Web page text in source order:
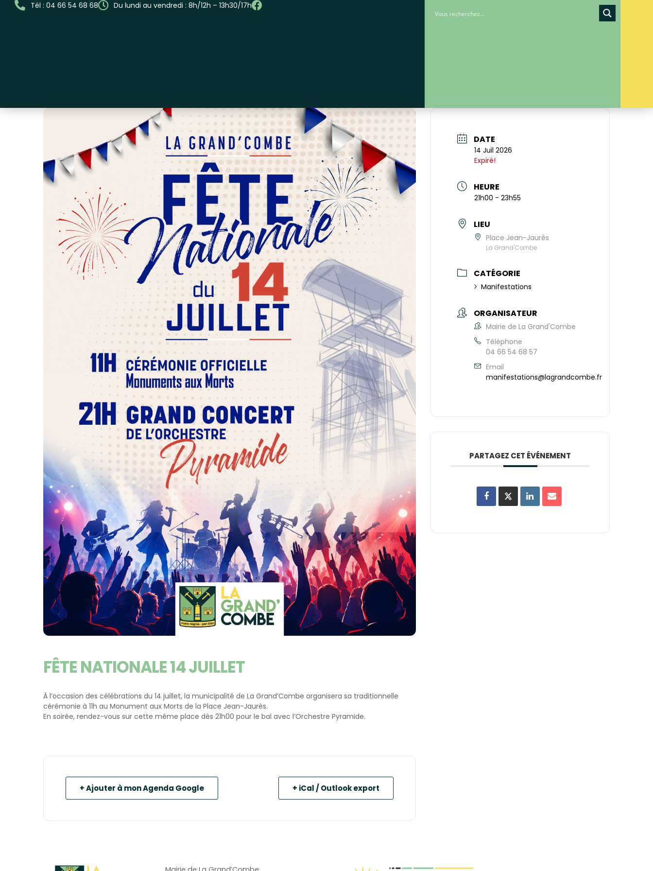
Tél : 04 66 54 68 68 Du lundi au vendredi : 8h/12h – 13h30/17h
FÊTE NATIONALE 14 JUILLET
À l’occasion des célébrations du 14 juillet, la municipalité de La Grand’Combe organisera sa traditionnelle
cérémonie à 11h au Monument aux Morts de la Place Jean-Jaurès.
En soirée, rendez-vous sur cette même place dès 21h00 pour le bal avec l’Orchestre Pyramide.
+ Ajouter à mon Agenda Google + iCal / Outlook export
DATE
14 Juil 2026
Expiré!
HEURE
21h00 - 23h55
LIEU
Place Jean-Jaurès
La Grand'Combe
CATÉGORIE
Manifestations
ORGANISATEUR
Mairie de La Grand'Combe
Téléphone
04 66 54 68 57
Email
manifestations@lagrandcombe.fr
PARTAGEZ CET ÉVÉNEMENT